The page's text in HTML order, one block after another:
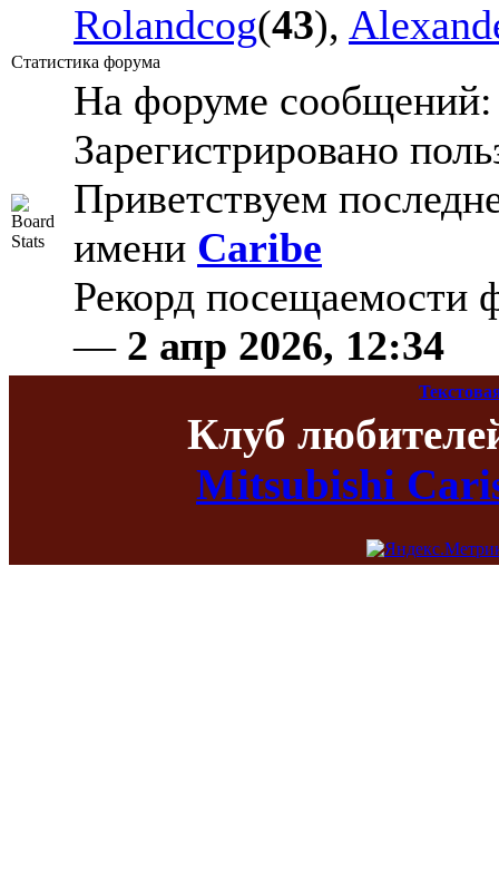
Rolandcog(43),
Статистика форума
На форуме
Зарегистрировано
Приветствуем
имени Caribe
Рекорд
— 2 апр 2026, 12:34
Клуб
Mitsubishi